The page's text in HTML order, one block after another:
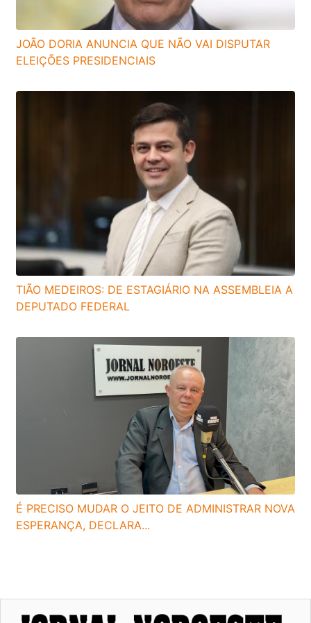
JOÃO DORIA ANUNCIA QUE NÃO VAI DISPUTAR
ELEIÇÕES PRESIDENCIAIS
TIÃO MEDEIROS: DE ESTAGIÁRIO NA ASSEMBLEIA A
DEPUTADO FEDERAL
É PRECISO MUDAR O JEITO DE ADMINISTRAR NOVA
ESPERANÇA, DECLARA...